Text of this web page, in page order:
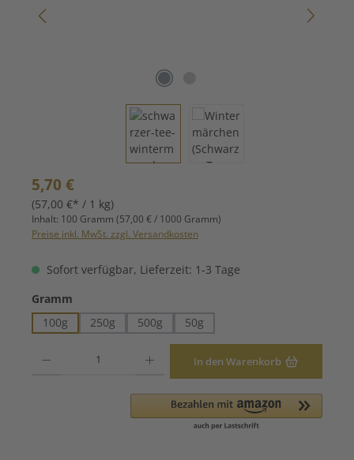
Regulärer Preis:
5,70 €
(57,00 €* / 1 kg)
Inhalt: 100 Gramm (57,00 € / 1000 Gramm)
Preise inkl. MwSt. zzgl. Versandkosten
Sofort verfügbar, Lieferzeit: 1-3 Tage
Gramm
100g
250g 500g 50g
In den Warenkorb